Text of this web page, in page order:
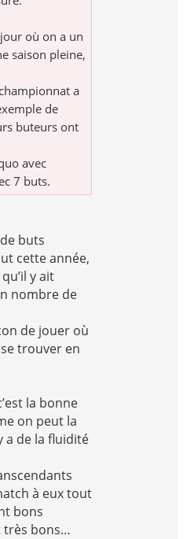
où on a un
saison pleine,
a
de
buteurs ont
avec
7 buts.
buts
cette année,
y ait
nombre de
de jouer où
trouver en
la bonne
on peut la
a de la fluidité
à eux tout
bons
très bons…